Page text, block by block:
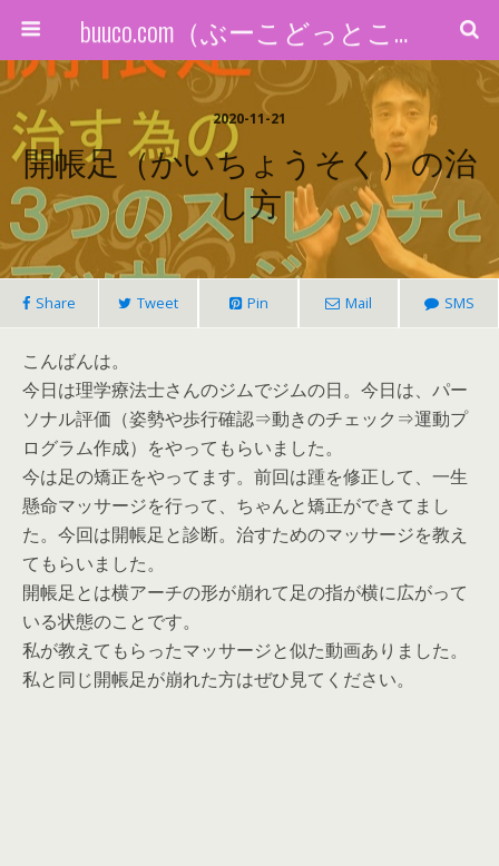
buuco.com（ぶーこどっとこむ）
2020-11-21
開帳足（かいちょうそく）の治
し方
Share Tweet Pin Mail SMS
こんばんは。
今日は理学療法士さんのジムでジムの日。今日は、パー
ソナル評価（姿勢や歩行確認⇒動きのチェック⇒運動プ
ログラム作成）をやってもらいました。
今は足の矯正をやってます。前回は踵を修正して、一生
懸命マッサージを行って、ちゃんと矯正ができてまし
た。今回は開帳足と診断。治すためのマッサージを教え
てもらいました。
開帳足とは横アーチの形が崩れて足の指が横に広がって
いる状態のことです。
私が教えてもらったマッサージと似た動画ありました。
私と同じ開帳足が崩れた方はぜひ見てください。